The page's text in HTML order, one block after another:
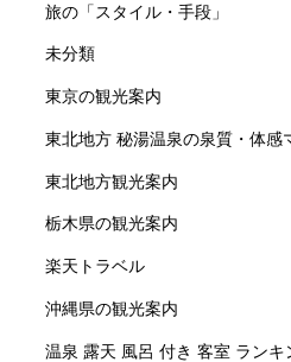
旅の「スタイル・手段」
未分類
東京の観光案内
東北地方 秘湯温泉の泉質・体感
東北地方観光案内
栃木県の観光案内
楽天トラベル
沖縄県の観光案内
温泉 露天 風呂 付き 客室 ランキ